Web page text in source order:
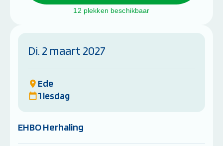
12 plekken beschikbaar
Di. 2 maart 2027
Ede
1 lesdag
EHBO Herhaling